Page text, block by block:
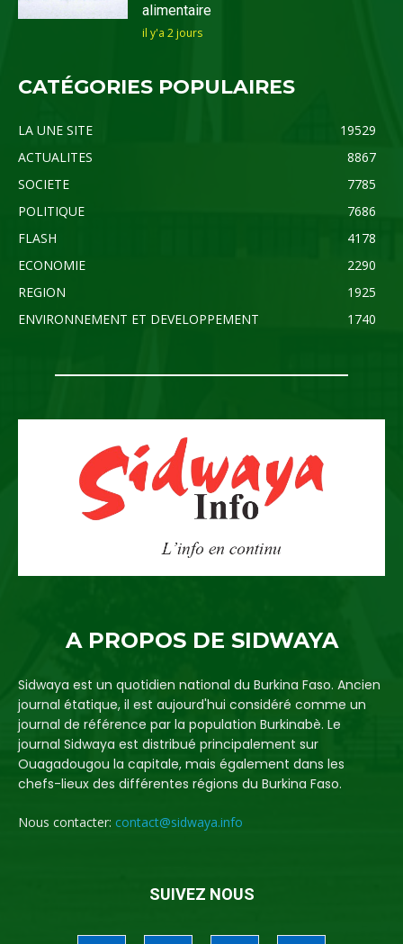
alimentaire
il y'a 2 jours
CATÉGORIES POPULAIRES
LA UNE SITE
19529
ACTUALITES
8867
SOCIETE
7785
POLITIQUE
7686
FLASH
4178
ECONOMIE
2290
REGION
1925
ENVIRONNEMENT ET DEVELOPPEMENT
1740
A PROPOS DE SIDWAYA
Sidwaya est un quotidien national du Burkina Faso. Ancien
journal étatique, il est aujourd'hui considéré comme un
journal de référence par la population Burkinabè. Le
journal Sidwaya est distribué principalement sur
Ouagadougou la capitale, mais également dans les
chefs-lieux des différentes régions du Burkina Faso.
Nous contacter: contact@sidwaya.info
SUIVEZ NOUS